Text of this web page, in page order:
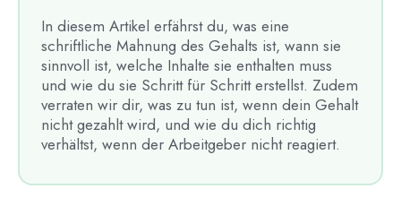
In diesem Artikel erfährst du, was eine
schriftliche Mahnung des Gehalts ist, wann sie
sinnvoll ist, welche Inhalte sie enthalten muss
und wie du sie Schritt für Schritt erstellst. Zudem
verraten wir dir, was zu tun ist, wenn dein Gehalt
nicht gezahlt wird, und wie du dich richtig
verhältst, wenn der Arbeitgeber nicht reagiert.